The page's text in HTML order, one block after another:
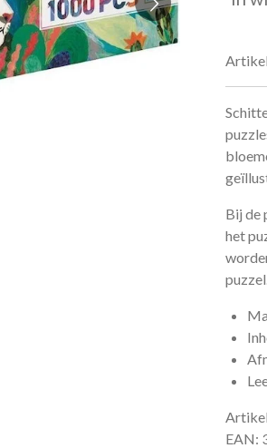
Bij de
het
puzzel.
EAN: